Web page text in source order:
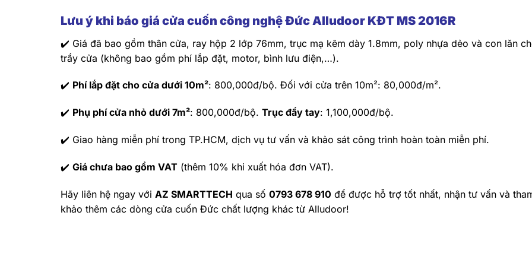
Lưu ý khi báo giá cửa cuốn công nghệ Đức Alludoor KĐT MS 2016R
✔️ Giá đã bao gồm thân cửa, ray hộp 2 lớp 76mm, trục mạ kẽm dày 1.8mm, poly nhựa dẻo và con lăn
trầy cửa (không bao gồm phí lắp đặt, motor, bình lưu điện,…).
✔️ Phí lắp đặt cho cửa dưới 10m²: 800,000đ/bộ. Đối với cửa trên 10m²: 80,000đ/m².
✔️ Phụ phí cửa nhỏ dưới 7m²: 800,000đ/bộ. Trục đẩy tay: 1,100,000đ/bộ.
✔️ Giao hàng miễn phí trong TP.HCM, dịch vụ tư vấn và khảo sát công trình hoàn toàn miễn phí.
✔️ Giá chưa bao gồm VAT (thêm 10% khi xuất hóa đơn VAT).
Hãy liên hệ ngay với AZ SMARTTECH qua số 0793 678 910 để được hỗ trợ tốt nhất, nhận tư vấn và
khảo thêm các dòng cửa cuốn Đức chất lượng khác từ Alludoor!